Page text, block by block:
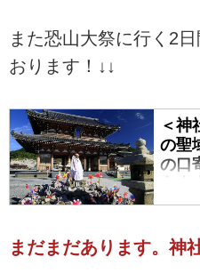
＜神
発】
ー・
リズ
また恐山大祭に行く2
おります！↓↓
＜神
の聖
の口
主
出発
域・
まだまだあります。神